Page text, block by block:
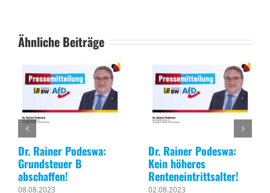
Ähnliche Beiträge
Dr. Rainer Podeswa:
Grundsteuer B
abschaffen!
08.08.2023
Dr. Rainer Podeswa:
Kein höheres
Renteneintrittsalter!
02.08.2023